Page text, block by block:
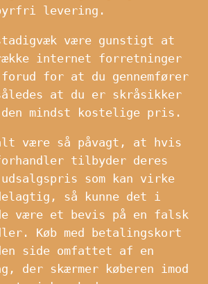
levering.
være gunstigt at
internet forretninger
for at du gennemfører
at du er skråsikker
mindst kostelige pris.
være så påvagt, at hvis
tilbyder deres
som kan virke
så kunne det i
være et bevis på en falsk
Køb med betalingskort
side omfattet af en
der skærmer køberen imod